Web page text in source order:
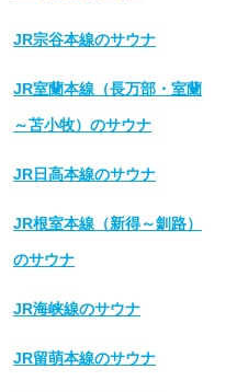
JR宗谷本線のサウナ
JR室蘭本線（長万部・室蘭
～苫小牧）のサウナ
JR日高本線のサウナ
JR根室本線（新得～釧路）
のサウナ
JR海峡線のサウナ
JR留萌本線のサウナ